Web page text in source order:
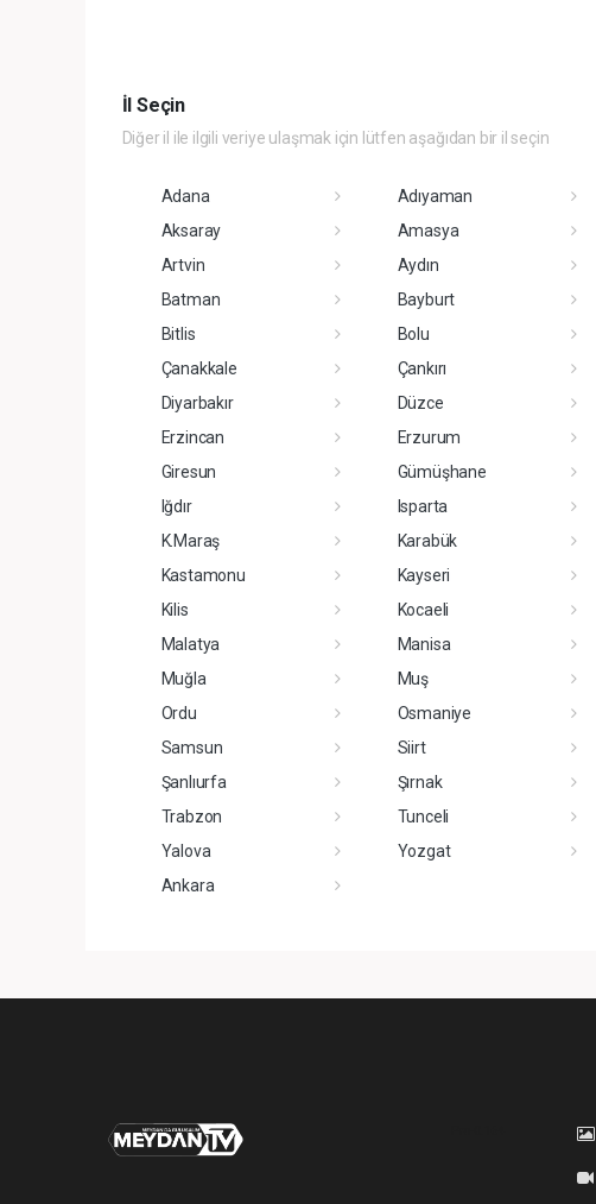
İl Seçin
Diğer il ile ilgili veriye ulaşmak için lütfen aşağıdan bir il seçin
Adana Adıyaman
Aksaray
Amasya
Artvin
Aydın
Batman
Bayburt
Bitlis
Bolu
Çanakkale
Çankırı
Diyarbakır
Düzce
Erzincan
Erzurum
Giresun
Gümüşhane
Iğdır
Isparta
K.Maraş
Karabük
Kastamonu
Kayseri
Kilis
Kocaeli
Malatya
Manisa
Muğla
Muş
Ordu
Osmaniye
Samsun
Siirt
Şanlıurfa
Şırnak
Trabzon
Tunceli
Yalova
Yozgat
Ankara